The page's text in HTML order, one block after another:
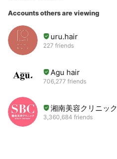
Accounts others are viewing
uru.hair
227 friends
Agu hair
706,277 friends
湘南美容クリニック
3,360,684 friends